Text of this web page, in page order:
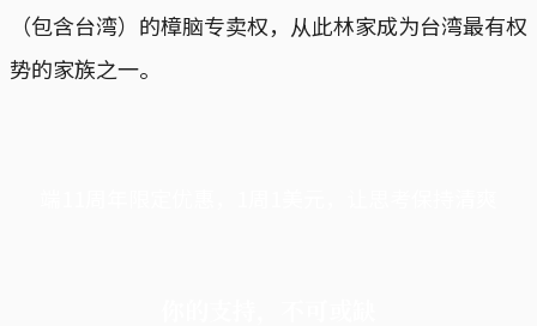
（包含台湾）的樟脑专卖权，从此林家成为台湾最有权
势的家族之一。